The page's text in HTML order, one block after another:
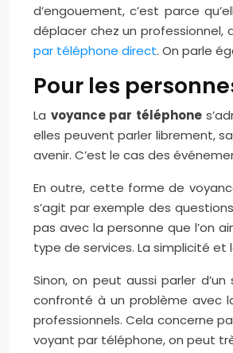
d’engouement, c’est parce
déplacer chez un professionnel,
par téléphone direct. On parle
Pour les
La voyance par téléphone
elles peuvent parler librement,
avenir. C’est le cas des
En outre, cette forme de
s’agit par exemple des
pas avec la personne que l’on
type de services. La simplicité
Sinon, on peut aussi parler
confronté à un problème avec
professionnels. Cela concerne
voyant par téléphone, on peut